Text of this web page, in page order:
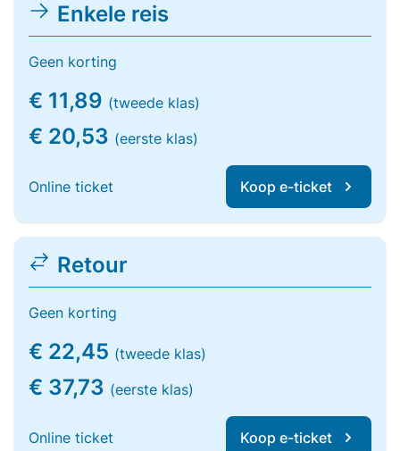
Enkele reis
Geen korting
€ 11,89 (tweede klas)
€ 20,53 (eerste klas)
Online ticket Koop e-ticket
Retour
Geen korting
€ 22,45 (tweede klas)
€ 37,73 (eerste klas)
Online ticket Koop e-ticket